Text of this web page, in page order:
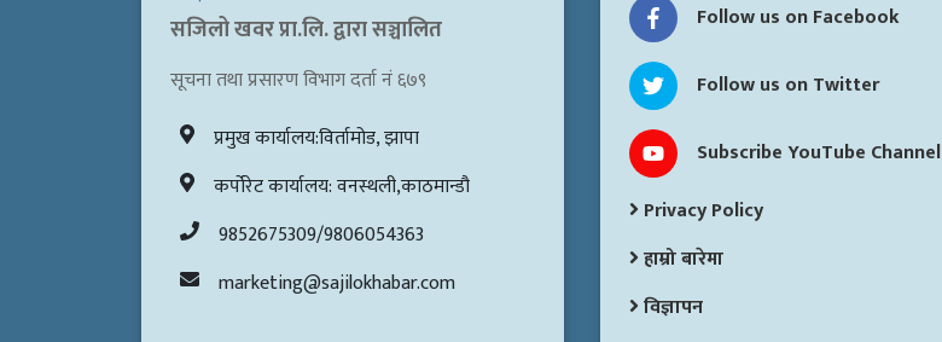
सजिलो खवर प्रा.लि. द्वारा सञ्चालित
सूचना तथा प्रसारण विभाग दर्ता नं ६७९
प्रमुख कार्यालय:विर्तामोड, झापा
कर्पोरेट कार्यालय: वनस्थली,काठमान्डौ
9852675309/9806054363
marketing@sajilokhabar.com
Follow us on Facebook
Follow us on Twitter
Subscribe YouTube Channel
Privacy Policy
हाम्रो बारेमा
विज्ञापन